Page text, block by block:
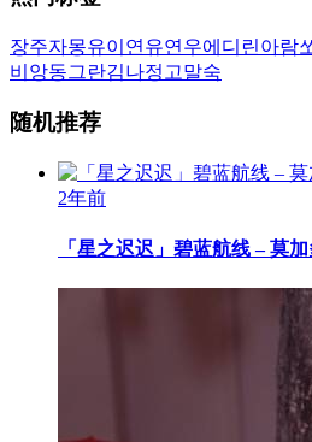
장주자몽유이 연유연우에디린아람
비앙동그란김나정 고말숙
随机推荐
2年前
「星之迟迟」碧蓝航线 – 莫